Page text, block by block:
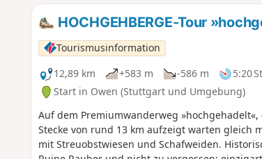
HOCHGEHBERGE-Tour
Tourismusinformation
12,89 km
+583 m -586 m 5:20
Start in Owen (Stuttgart und Umgebung)
Auf dem Premiumwanderweg
Stecke von rund 13 km aufzeigt warten
mit Streuobstwiesen und Schafweiden.